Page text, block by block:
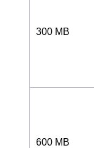
300 MB
600 MB